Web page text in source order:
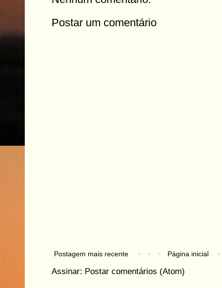
Postar um comentário
Postagem mais recente Página inicial
Assinar: Postar comentários (Atom)